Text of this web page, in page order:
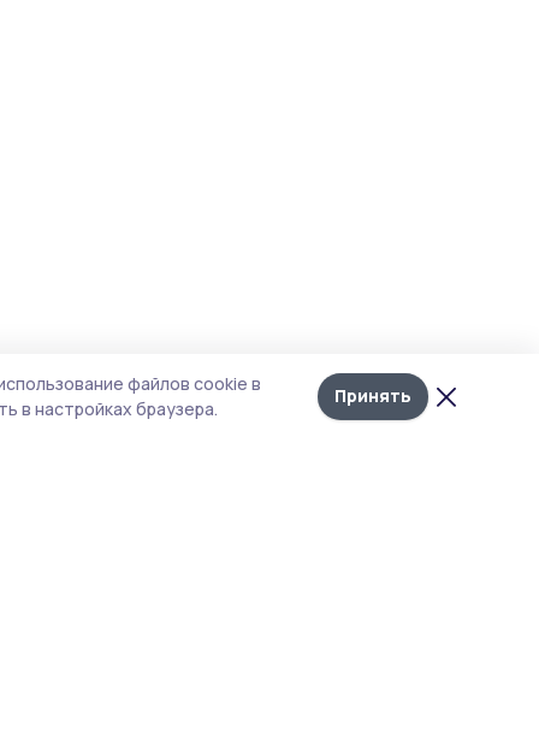
Лента
новостей
файлов cookie в
в настройках браузера.
Принять